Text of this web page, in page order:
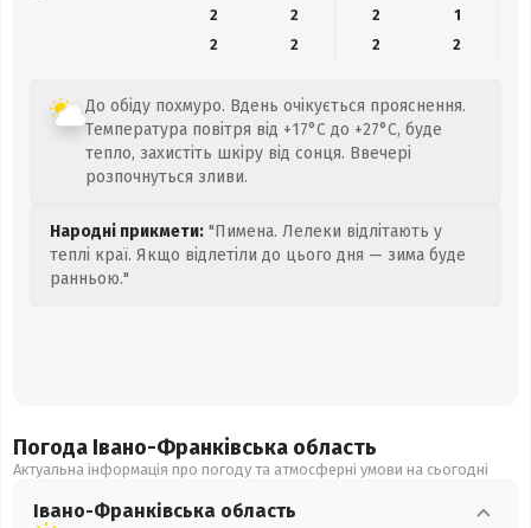
2
2 2
1
2
2 2 2
До обіду похмуро. Вдень очікується прояснення.
Температура повітря від +17°C до +27°C, буде
тепло, захистіть шкіру від сонця. Ввечері
розпочнуться зливи.
Народні прикмети: "Пимена. Лелеки відлітають у
теплі краї. Якщо відлетіли до цього дня — зима буде
ранньою."
Погода Івано-Франківська область
Актуальна інформація про погоду та атмосферні умови на сьогодні
Івано-Франківська область